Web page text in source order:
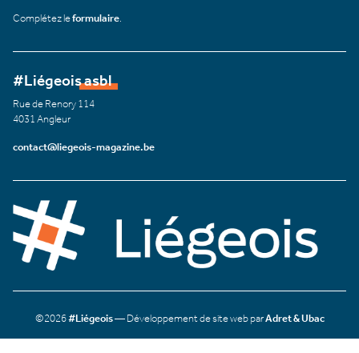
Complétez leformulaire
#Liégeois asbl
Rue de Renory 114
4031 Angleur
contact@liegeois-magazine.be
©2026#Liégeois— Développement de site web parAdret & Ubac